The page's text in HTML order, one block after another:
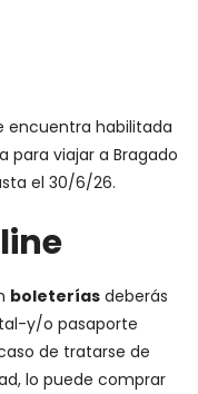
encuentra habilitada
para viajar a Bragado
el 30/6/26.
boleterías deberás
y/o pasaporte
de tratarse de
lo puede comprar